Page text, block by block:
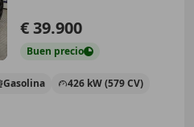
€ 39.900
Buen precio
Gasolina 426 kW (579 CV)